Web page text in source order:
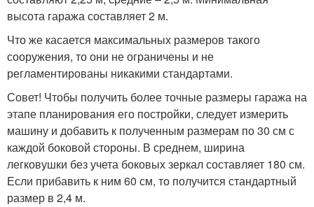
высота гаража составляет 2 м.
Что же касается максимальных размеров такого
сооружения, то они не ограничены и не
регламентированы никакими стандартами.
Совет! Чтобы получить более точные размеры гаража на
этапе планирования его постройки, следует измерить
машину и добавить к полученным размерам по 30 см с
каждой боковой стороны. В среднем, ширина
легковушки без учета боковых зеркал составляет 180 см.
Если прибавить к ним 60 см, то получится стандартный
размер в 2,4 м.